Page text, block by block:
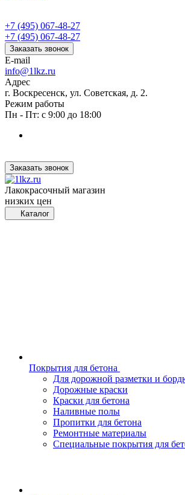
+7 (495) 067-48-27
+7 (495) 067-48-27
Заказать звонок
E-mail
info@1lkz.ru
Адрес
г. Воскресенск, ул. Советская, д. 2.
Режим работы
Пн - Пт: с 9:00 до 18:00
Заказать звонок
Лакокрасочный магазин
низких цен
Каталог
Покрытия для бетона
Для дорожной разметки и
Дорожные краски
Краски для бетона
Наливные полы
Пропитки для бетона
Ремонтные материалы
Специальные покрытия для